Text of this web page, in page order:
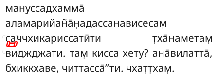
📜
мануссадхамма̄
аламарийан̃а̄н̣адассанависесам̣
саччхикариссатӣти т̣ха̄наметам̣
виджджати. там̣ кисса хету? ана̄вилатта̄,
бхиккхаве, читтасса̄’’ти. чхат̣т̣хам̣.